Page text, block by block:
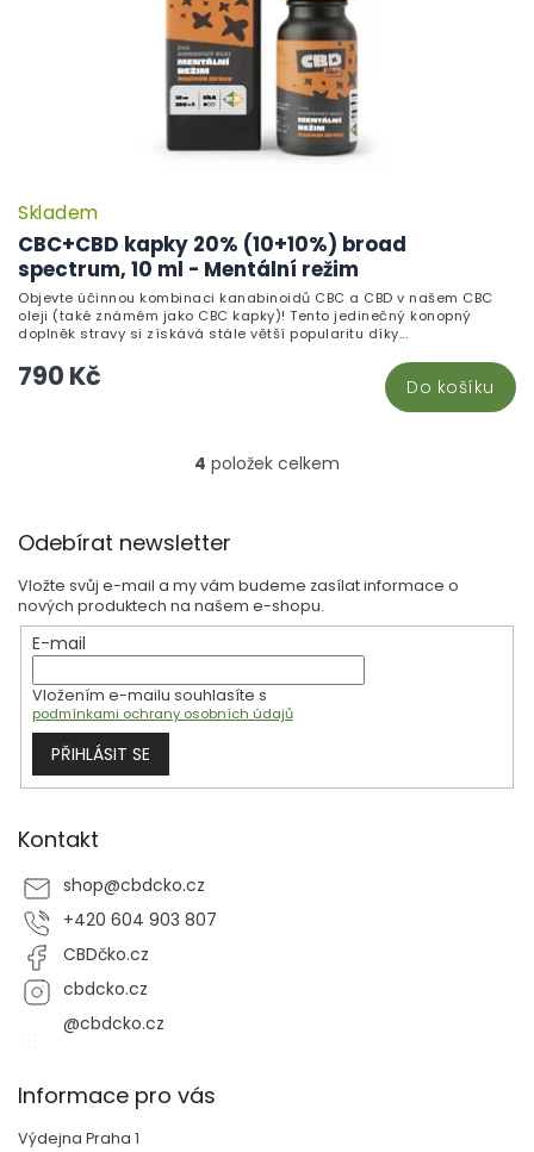
CBC+CBD kapky 20% (10+10%) broad
spectrum, 10 ml - Mentální režim
Skladem
790 Kč Do košíku
Objevte účinnou kombinaci kanabinoidů CBC a CBD v našem CBC
oleji (také známém jako CBC kapky)! Tento jedinečný konopný
doplněk stravy si získává stále větší popularitu díky...
O
a
c
í
p
r
v
k
ý
4 položek celkem
Odebírat newsletter
Vložte svůj e-mail a my vám budeme zasílat informace o
nových produktech na našem e-shopu.
E-mail
Vložením e-mailu souhlasíte s
podmínkami ochrany osobních údajů
PŘIHLÁSIT SE
Kontakt
shop@cbdcko.cz
+420 604 903 807
CBDčko.cz
cbdcko.cz
@cbdcko.cz
Informace pro vás
Výdejna Praha 1